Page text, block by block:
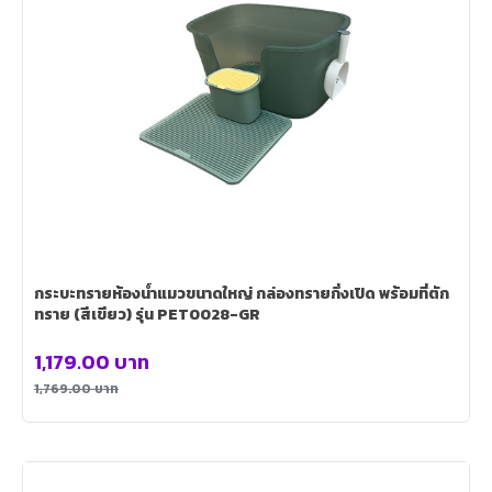
กระบะทรายห้องน้ำแมวขนาดใหญ่ กล่องทรายกึ่งเปิด พร้อมที่ตัก
ทราย (สีเขียว) รุ่น PET0028-GR
1,769.00บาท
1,179.00 บาท